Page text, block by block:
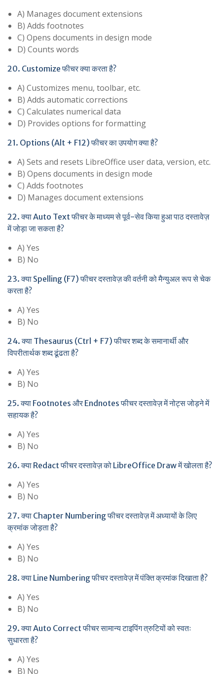
A) Manages document extensions
B) Adds footnotes
C) Opens documents in design mode
D) Counts words
20. Customize फीचर क्या करता है?
A) Customizes menu, toolbar, etc.
B) Adds automatic corrections
C) Calculates numerical data
D) Provides options for formatting
21. Options (Alt + F12) फीचर का उपयोग क्या है?
A) Sets and resets LibreOffice user data, version, etc.
B) Opens documents in design mode
C) Adds footnotes
D) Manages document extensions
22. क्या Auto Text फीचर के माध्यम से पूर्व-सेव किया हुआ पाठ दस्तावेज़
में जोड़ा जा सकता है?
A) Yes
B) No
23. क्या Spelling (F7) फीचर दस्तावेज़ की वर्तनी को मैन्युअल रूप से चेक
करता है?
A) Yes
B) No
24. क्या Thesaurus (Ctrl + F7) फीचर शब्द के समानार्थी और
विपरीतार्थक शब्द ढूंढता है?
A) Yes
B) No
25. क्या Footnotes और Endnotes फीचर दस्तावेज़ में नोट्स जोड़ने में
सहायक है?
A) Yes
B) No
26. क्या Redact फीचर दस्तावेज़ को LibreOffice Draw में खोलता है?
A) Yes
B) No
27. क्या Chapter Numbering फीचर दस्तावेज़ में अध्यायों के लिए
क्रमांक जोड़ता है?
A) Yes
B) No
28. क्या Line Numbering फीचर दस्तावेज़ में पंक्ति क्रमांक दिखाता है?
A) Yes
B) No
29. क्या Auto Correct फीचर सामान्य टाइपिंग त्रुटियों को स्वतः
सुधारता है?
A) Yes
B) No